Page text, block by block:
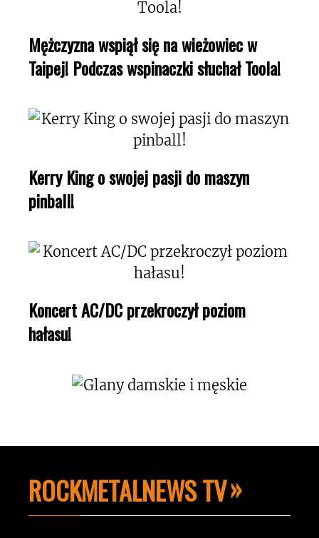
Mężczyzna wspiął się na wieżowiec w
Taipej! Podczas wspinaczki słuchał Toola!
Kerry King o swojej pasji do maszyn
pinball!
Koncert AC/DC przekroczył poziom
hałasu!
ROCKMETALNEWS TV